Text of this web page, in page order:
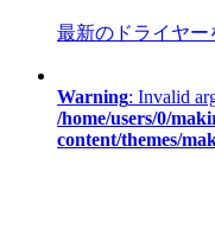
最新のドライヤ
Warning: Invalid
/home/users/0/
content/themes/